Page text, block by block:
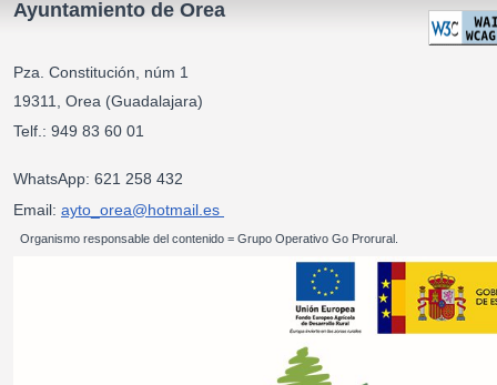
Ayuntamiento de Orea
Pza. Constitución, núm 1
19311, Orea (Guadalajara)
Telf.: 949 83 60 01
WhatsApp: 621 258 432
Email: ayto_orea@hotmail.es
Organismo responsable del contenido = Grupo Operativo Go Prorural.